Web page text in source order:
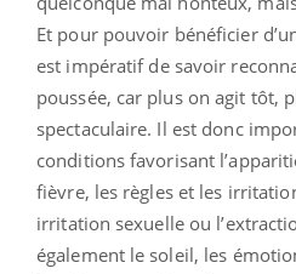
Et pour pouvoir bénéficier
est impératif de savoir
poussée, car plus on agit tôt,
spectaculaire. Il est donc
conditions favorisant
fièvre, les règles et les
irritation sexuelle ou
également le soleil, les